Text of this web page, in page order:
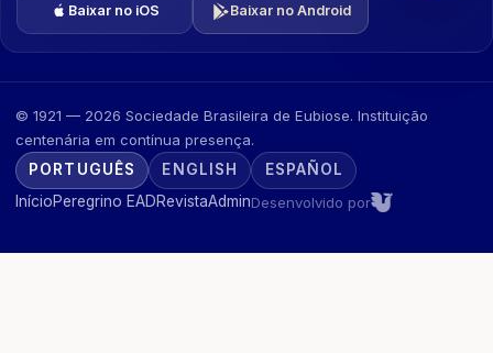
Baixar no iOS Baixar no Android
© 1921 — 2026 Sociedade Brasileira de Eubiose. Instituição
centenária em contínua presença.
PORTUGUÊS
ENGLISH
ESPAÑOL
InícioPeregrino EADRevistaAdminDesenvolvido por